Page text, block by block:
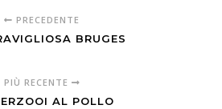
PRECEDENTE
BRUGES
PIÙ RECENTE
AL POLLO